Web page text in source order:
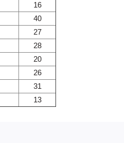
16
40
27
28
20
26
31
13